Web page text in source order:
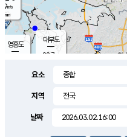
m/s
mm
영흥도
1.5m/s
대부도
28.7
요소
지역
날짜